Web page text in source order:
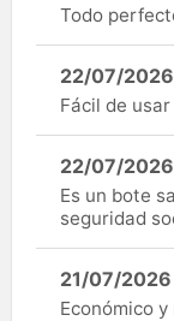
Todo
22/07/2026
Fácil de usar
22/07/2026
Es un bote
seguridad
21/07/2026
Económico y